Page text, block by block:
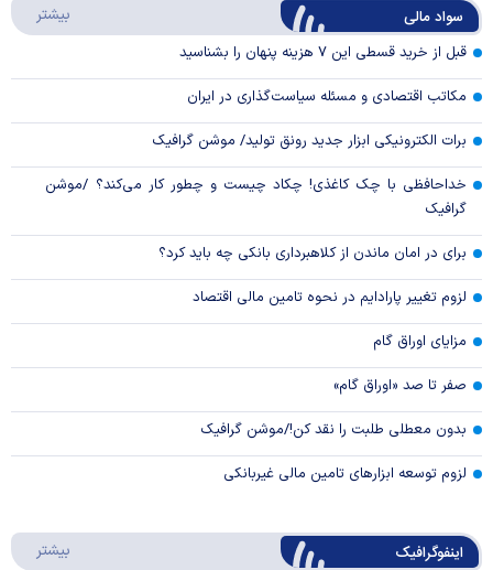
Video
سواد مالی بیشتر
قبل از خرید قسطی این ۷ هزینه پنهان را بشناسید
مکاتب اقتصادی و مسئله سیاست‌گذاری در ایران
برات الکترونیکی ابزار جدید رونق تولید/ موشن گرافیک
خداحافظی با چک کاغذی! چکاد چیست و چطور کار می‌کند؟ /موشن
گرافیک
برای در امان ماندن از کلاهبرداری بانکی چه باید کرد؟
لزوم تغییر پارادایم در نحوه تامین مالی اقتصاد
مزایای اوراق گام
صفر تا صد «اوراق گام»
بدون معطلی طلبت را نقد کن!/موشن گرافیک
لزوم توسعه ابزارهای تامین مالی غیربانکی
اینفوگرافیک بیشتر